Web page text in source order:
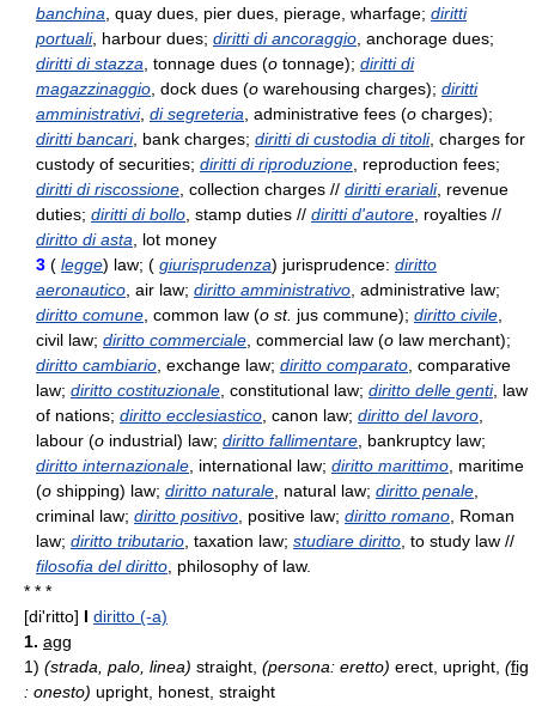
banchina, quay dues, pier dues, pierage, wharfage; diritti
portuali, harbour dues; diritti di ancoraggio, anchorage dues;
diritti di stazza, tonnage dues (o tonnage); diritti di
magazzinaggio, dock dues (o warehousing charges); diritti
amministrativi, di segreteria, administrative fees (o charges);
diritti bancari, bank charges; diritti di custodia di titoli, charges for
custody of securities; diritti di riproduzione, reproduction fees;
diritti di riscossione, collection charges // diritti erariali, revenue
duties; diritti di bollo, stamp duties // diritti d'autore, royalties //
diritto di asta, lot money
3 ( legge) law; ( giurisprudenza) jurisprudence: diritto
aeronautico, air law; diritto amministrativo, administrative law;
diritto comune, common law (o st. jus commune); diritto civile,
civil law; diritto commerciale, commercial law (o law merchant);
diritto cambiario, exchange law; diritto comparato, comparative
law; diritto costituzionale, constitutional law; diritto delle genti, law
of nations; diritto ecclesiastico, canon law; diritto del lavoro,
labour (o industrial) law; diritto fallimentare, bankruptcy law;
diritto internazionale, international law; diritto marittimo, maritime
(o shipping) law; diritto naturale, natural law; diritto penale,
criminal law; diritto positivo, positive law; diritto romano, Roman
law; diritto tributario, taxation law; studiare diritto, to study law //
filosofia del diritto, philosophy of law.
* * *
[di'ritto] I diritto (-a)
1. agg
1) (strada, palo, linea) straight, (persona: eretto) erect, upright, (fig
: onesto) upright, honest, straight